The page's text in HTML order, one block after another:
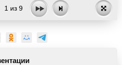
1 из 9